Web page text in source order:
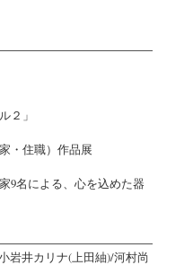
２」
・住職）作品展
9名による、心を込めた器
井カリナ(上田紬)/河村尚